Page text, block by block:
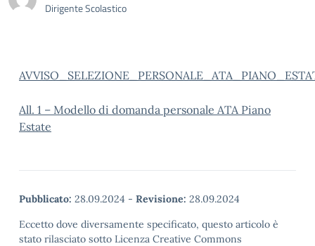
Dirigente Scolastico
All. 1 – Modello di domanda personale ATA Piano
Estate
Pubblicato: 28.09.2024 - Revisione: 28.09.2024
Eccetto dove diversamente specificato, questo articolo è
stato rilasciato sotto Licenza Creative Commons